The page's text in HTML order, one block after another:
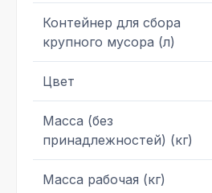
Контейнер для сбора
крупного мусора (л)
Цвет
Масса (без
принадлежностей) (кг)
Масса рабочая (кг)